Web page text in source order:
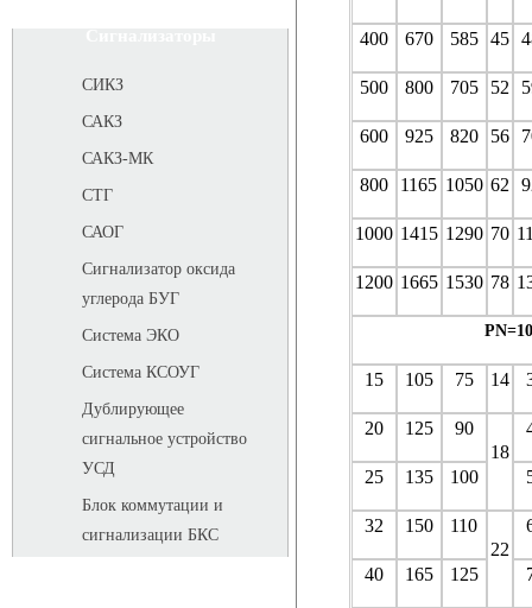
СИКЗ
САКЗ
САКЗ-МК
СТГ
САОГ
Сигнализатор оксида
углерода БУГ
Система ЭКО
Система КСОУГ
Дублирующее
сигнальное устройство
УСД
Блок коммутации и
сигнализации БКС
400 670 585 45
500 800 705 52
600 925 820 56
800 1165 1050 62
1000 1415 1290 70
1200 1665 1530 78
15 105 75 14
20 125
90
18
25 135 100
32 150
110
22
40 165 125